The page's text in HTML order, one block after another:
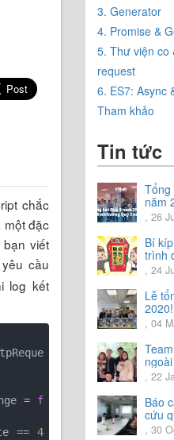
chắc
một đặc
viết
cầu
log kết
=
f
== 4
3. Generator
4. Promise &
5. Thư viện co
request
6. ES7: Async
Tham khảo
Tin tức
Tổng
năm
năm
, 26
Bí
trình
, 24
Lễ
2020!
, 04
trải
vời.
, 22
Báo
cứu
2020
, 30